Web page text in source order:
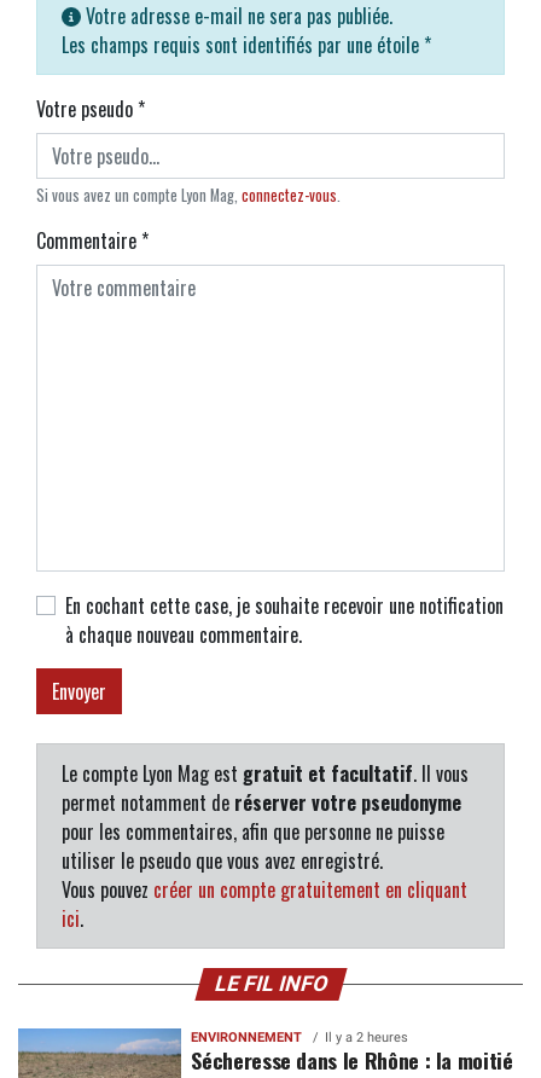
Votre adresse e-mail ne sera pas publiée.
Les champs requis sont identifiés par une étoile *
Votre pseudo*
Si vous avez un compte Lyon Mag, connectez-vous.
Commentaire*
En cochant cette case, je souhaite recevoir une notification
à chaque nouveau commentaire.
Le compte Lyon Mag est gratuit et facultatif. Il vous
permet notamment de réserver votre pseudonyme
pour les commentaires, afin que personne ne puisse
utiliser le pseudo que vous avez enregistré.
Vous pouvez créer un compte gratuitement en cliquant
ici.
LE FIL INFO
ENVIRONNEMENT Il y a 2 heures
Sécheresse dans le Rhône : la moitié